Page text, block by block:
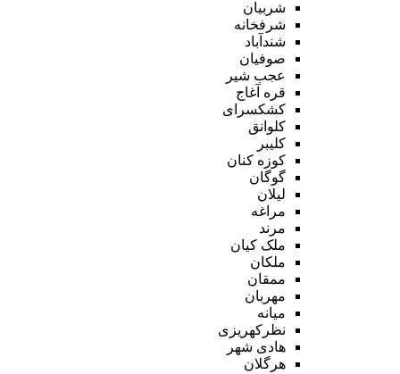
شربیان
شرفخانه
شندآباد
صوفیان
عجب شیر
قره آغاج
کشکسرای
کلوانق
کلیبر
کوزه کنان
گوگان
لیلان
مراغه
مرند
ملک کیان
ملکان
ممقان
مهربان
میانه
نظرکهریزی
هادی شهر
هرگلان